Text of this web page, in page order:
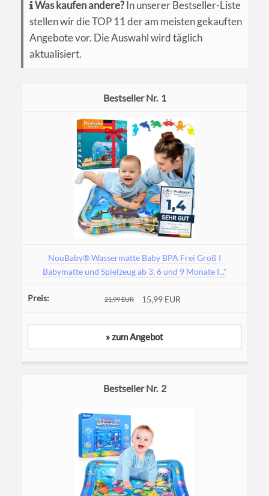
Was kaufen andere?In unserer Bestseller-Liste
stellen wir die TOP 11 der am meisten gekauften
Angebote vor. Die Auswahl wird täglich
aktualisiert.
1
NouBaby® Wassermatte Baby BPA Frei Groß I
Babymatte und Spielzeug ab 3, 6 und 9 Monate I...*
21,99 EUR 15,99 EUR
» zum Angebot
2